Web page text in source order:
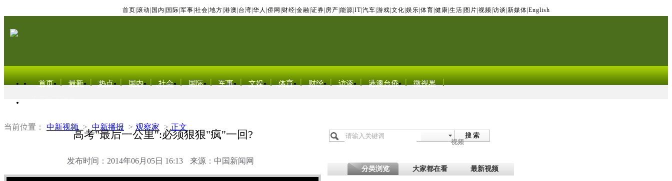
首页 滚动 国内 国际 军事 社会 地方 港澳 台湾 华人 侨网 财经 金融 证券 房产 能源 IT| 汽车 游戏 文化 娱乐 体育 健康 生活 图片 视频 访谈 新媒体 English
首页 最新 热点 国内 社会 国际 军事 文娱 体育 财经 访谈 港澳台侨 微视界
当前位置： 中新视频 > 中新播报 > 观察家 > 正文
高考"最后一公里":必须狠狠"疯"一回?
发布时间：2014年06月05日 16:13 来源：中国新闻网
搜 索
视频
分类浏览 大家都在看 最新视频